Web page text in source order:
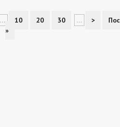
... 10 20 30 ... >
»